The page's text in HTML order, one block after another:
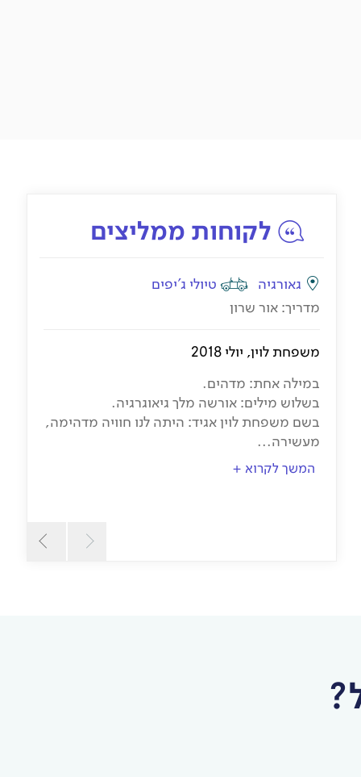
לקוחות ממליצים
גאורגיה
טיולי ג'יפים
מדריך: אור שרון
משפחת לוין, יולי 2018
במילה אחת: מדהים.
בשלוש מילים: אורשה מלך גיאוגרגיה.
בשם משפחת לוין אגיד: היתה לנו חוויה מדהימה,
מעשירה...
המשך לקרוא +